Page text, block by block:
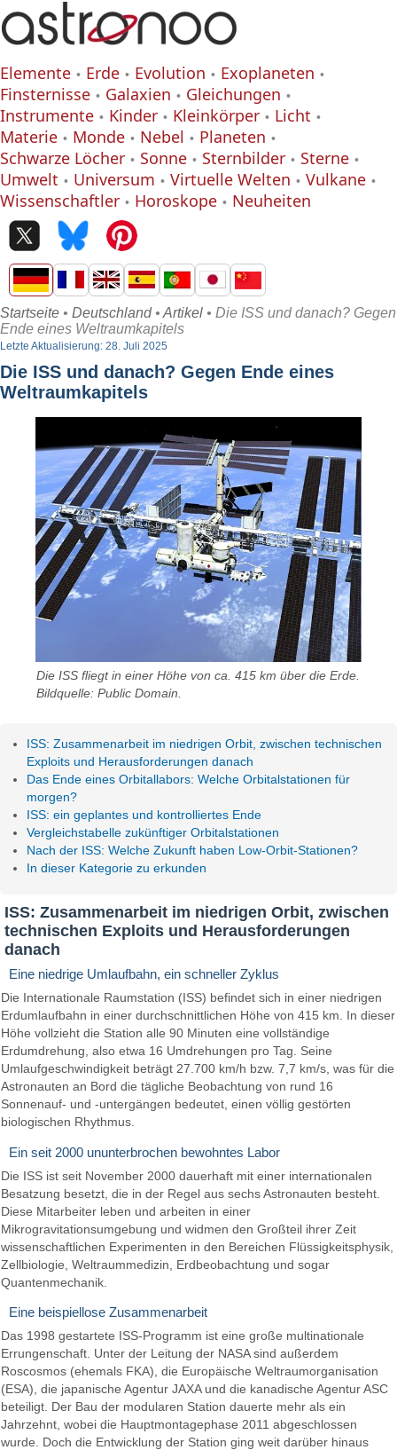
Elemente Erde Evolution
Exoplaneten
Finsternisse
Galaxien
Gleichungen
Instrumente
Kinder Kleinkörper
Licht
Materie
Monde Nebel
Planeten
Schwarze Löcher
Sonne Sternbilder
Sterne
Umwelt
Universum Virtuelle Welten
Vulkane
Wissenschaftler
Horoskope Neuheiten
Startseite • Deutschland• Artikel • Die ISS und danach? Gegen
Ende eines Weltraumkapitels
Letzte Aktualisierung: 28. Juli 2025
Die ISS und danach? Gegen Ende eines
Weltraumkapitels
Die ISS fliegt in einer Höhe von ca. 415 km über die Erde.
Bildquelle: Public Domain.
ISS: Zusammenarbeit im niedrigen Orbit, zwischen technischen
Exploits und Herausforderungen danach
Das Ende eines Orbitallabors: Welche Orbitalstationen für
morgen?
ISS: ein geplantes und kontrolliertes Ende
Vergleichstabelle zukünftiger Orbitalstationen
Nach der ISS: Welche Zukunft haben Low-Orbit-Stationen?
In dieser Kategorie zu erkunden
ISS: Zusammenarbeit im niedrigen Orbit, zwischen
technischen Exploits und Herausforderungen
danach
Eine niedrige Umlaufbahn, ein schneller Zyklus
Die Internationale Raumstation (ISS) befindet sich in einer niedrigen
Erdumlaufbahn in einer durchschnittlichen Höhe von 415 km. In dieser
Höhe vollzieht die Station alle 90 Minuten eine vollständige
Erdumdrehung, also etwa 16 Umdrehungen pro Tag. Seine
Umlaufgeschwindigkeit beträgt 27.700 km/h bzw. 7,7 km/s, was für die
Astronauten an Bord die tägliche Beobachtung von rund 16
Sonnenauf- und -untergängen bedeutet, einen völlig gestörten
biologischen Rhythmus.
Ein seit 2000 ununterbrochen bewohntes Labor
Die ISS ist seit November 2000 dauerhaft mit einer internationalen
Besatzung besetzt, die in der Regel aus sechs Astronauten besteht.
Diese Mitarbeiter leben und arbeiten in einer
Mikrogravitationsumgebung und widmen den Großteil ihrer Zeit
wissenschaftlichen Experimenten in den Bereichen Flüssigkeitsphysik,
Zellbiologie, Weltraummedizin, Erdbeobachtung und sogar
Quantenmechanik.
Eine beispiellose Zusammenarbeit
Das 1998 gestartete ISS-Programm ist eine große multinationale
Errungenschaft. Unter der Leitung der NASA sind außerdem
Roscosmos (ehemals FKA), die Europäische Weltraumorganisation
(ESA), die japanische Agentur JAXA und die kanadische Agentur ASC
beteiligt. Der Bau der modularen Station dauerte mehr als ein
Jahrzehnt, wobei die Hauptmontagephase 2011 abgeschlossen
wurde. Doch die Entwicklung der Station ging weit darüber hinaus